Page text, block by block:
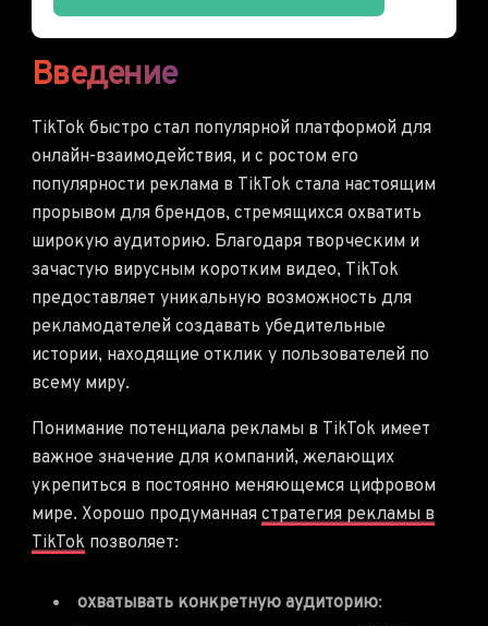
Введение
TikTok быстро стал популярной платформой для
онлайн-взаимодействия, и с ростом его
популярности реклама в TikTok стала настоящим
прорывом для брендов, стремящихся охватить
широкую аудиторию. Благодаря творческим и
зачастую вирусным коротким видео, TikTok
предоставляет уникальную возможность для
рекламодателей создавать убедительные
истории, находящие отклик у пользователей по
всему миру.
Понимание потенциала рекламы в TikTok имеет
важное значение для компаний, желающих
укрепиться в постоянно меняющемся цифровом
мире. Хорошо продуманная стратегия рекламы в
TikTok позволяет:
охватывать конкретную аудиторию: